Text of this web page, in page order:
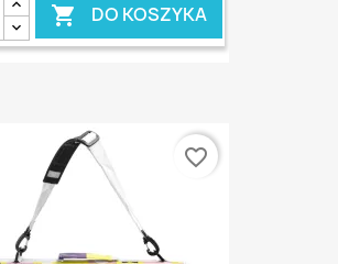
 DO KOSZYKA
favorite_border